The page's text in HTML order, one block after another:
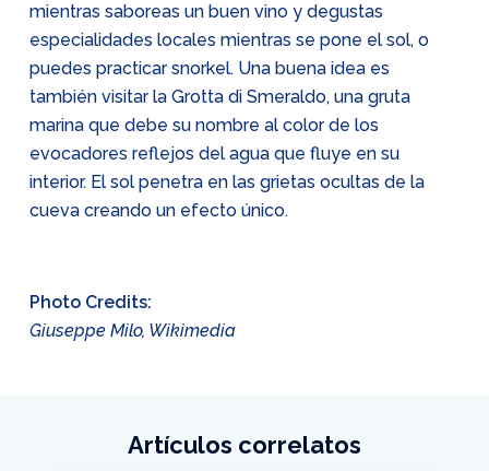
mientras saboreas un buen vino y degustas
especialidades locales mientras se pone el sol, o
puedes practicar snorkel. Una buena idea es
también visitar la Grotta di Smeraldo, una gruta
marina que debe su nombre al color de los
evocadores reflejos del agua que fluye en su
interior. El sol penetra en las grietas ocultas de la
cueva creando un efecto único.
Photo Credits:
Giuseppe Milo, Wikimedia
Artículos correlatos